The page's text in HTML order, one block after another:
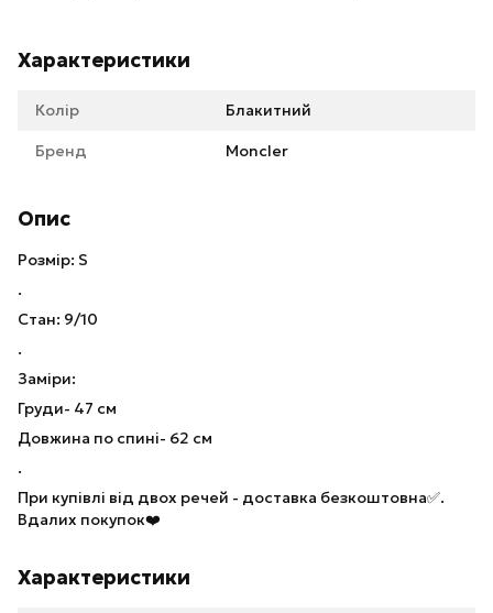
Характеристики
Колір Блакитний
Бренд Moncler
Опис
Розмір: S
.
Стан: 9/10
.
Заміри:
Груди- 47 см
Довжина по спині- 62 см
.
При купівлі від двох речей - доставка безкоштовна✅.
Вдалих покупок❤️
Характеристики